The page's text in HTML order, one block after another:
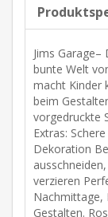
Jims
bunte Welt
macht Kinder
beim
vorgedruckte
Extras:
Dekoration
verzieren
Nachmittage,
Gestalten.